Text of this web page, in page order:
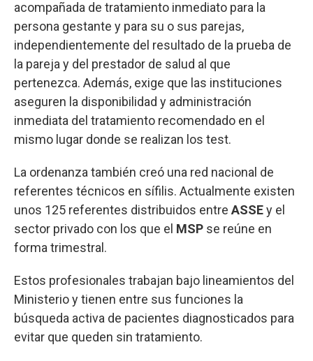
acompañada de tratamiento inmediato para la
persona gestante y para su o sus parejas,
independientemente del resultado de la prueba de
la pareja y del prestador de salud al que
pertenezca. Además, exige que las instituciones
aseguren la disponibilidad y administración
inmediata del tratamiento recomendado en el
mismo lugar donde se realizan los test.
La ordenanza también creó una red nacional de
referentes técnicos en sífilis. Actualmente existen
unos 125 referentes distribuidos entre ASSEy el
sector privado con los que el MSP se reúne en
forma trimestral.
Estos profesionales trabajan bajo lineamientos del
Ministerio y tienen entre sus funciones la
búsqueda activa de pacientes diagnosticados para
evitar que queden sin tratamiento.